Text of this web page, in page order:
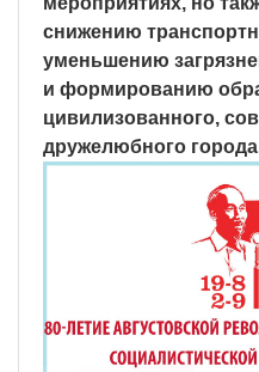
снижению
уменьшению
и формированию
цивилизованного,
дружелюбного